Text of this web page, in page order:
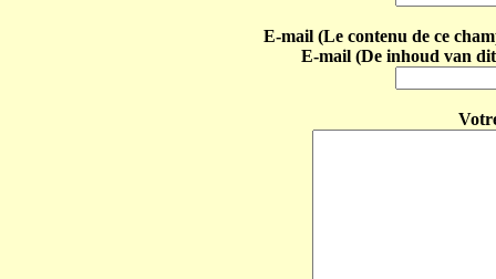
E-mail (Le contenu de ce
E-mail (De inhoud van